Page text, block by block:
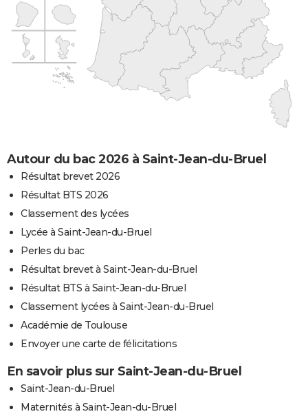
Autour du bac 2026 à Saint-Jean-du-Bruel
Résultat brevet 2026
Résultat BTS 2026
Classement des lycées
Lycée à Saint-Jean-du-Bruel
Perles du bac
Résultat brevet à Saint-Jean-du-Bruel
Résultat BTS à Saint-Jean-du-Bruel
Classement lycées à Saint-Jean-du-Bruel
Académie de Toulouse
Envoyer une carte de félicitations
En savoir plus sur Saint-Jean-du-Bruel
Saint-Jean-du-Bruel
Maternités à Saint-Jean-du-Bruel